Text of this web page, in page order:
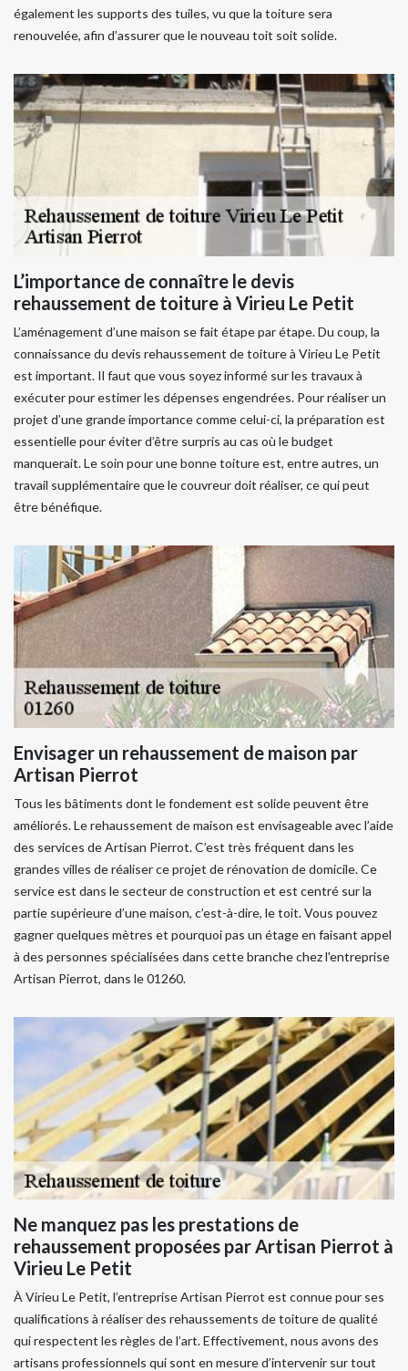
également les supports des tuiles, vu que la toiture sera
renouvelée, afin d’assurer que le nouveau toit soit solide.
L’importance de connaître le devis
rehaussement de toiture à Virieu Le Petit
L’aménagement d’une maison se fait étape par étape. Du coup, la
connaissance du devis rehaussement de toiture à Virieu Le Petit
est important. Il faut que vous soyez informé sur les travaux à
exécuter pour estimer les dépenses engendrées. Pour réaliser un
projet d’une grande importance comme celui-ci, la préparation est
essentielle pour éviter d’être surpris au cas où le budget
manquerait. Le soin pour une bonne toiture est, entre autres, un
travail supplémentaire que le couvreur doit réaliser, ce qui peut
être bénéfique.
Envisager un rehaussement de maison par
Artisan Pierrot
Tous les bâtiments dont le fondement est solide peuvent être
améliorés. Le rehaussement de maison est envisageable avec l’aide
des services de Artisan Pierrot. C’est très fréquent dans les
grandes villes de réaliser ce projet de rénovation de domicile. Ce
service est dans le secteur de construction et est centré sur la
partie supérieure d’une maison, c’est-à-dire, le toit. Vous pouvez
gagner quelques mètres et pourquoi pas un étage en faisant appel
à des personnes spécialisées dans cette branche chez l'entreprise
Artisan Pierrot, dans le 01260.
Ne manquez pas les prestations de
rehaussement proposées par Artisan Pierrot à
Virieu Le Petit
À Virieu Le Petit, l’entreprise Artisan Pierrot est connue pour ses
qualifications à réaliser des rehaussements de toiture de qualité
qui respectent les règles de l’art. Effectivement, nous avons des
artisans professionnels qui sont en mesure d’intervenir sur tout